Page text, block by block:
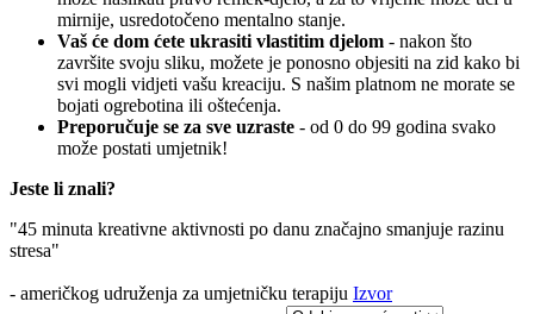
mirnije, usredotočeno mentalno stanje.
Vaš će dom ćete ukrasiti vlastitim djelom - nakon što
završite svoju sliku, možete je ponosno objesiti na zid kako bi
svi mogli vidjeti vašu kreaciju. S našim platnom ne morate se
bojati ogrebotina ili oštećenja.
Preporučuje se za sve uzraste - od 0 do 99 godina svako
može postati umjetnik!
Jeste li znali?
"45 minuta kreativne aktivnosti po danu značajno smanjuje razinu
stresa"
- američkog udruženja za umjetničku terapiju Izvor